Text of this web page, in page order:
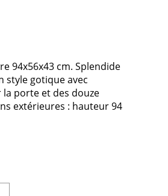
94x56x43 cm. Splendide
style gotique avec
la porte et des douze
extérieures : hauteur 94